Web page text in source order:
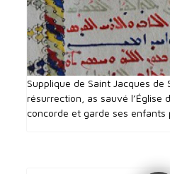
Supplique de Saint Jacques de
résurrection, as sauvé l’Église
concorde et garde ses enfants